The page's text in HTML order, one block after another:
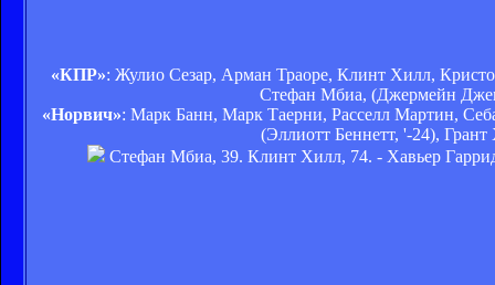
«КПР»: Жулио Сезар, Арман Траоре, Клинт Хилл,
Стефан Мбиа, (Джермейн
«Норвич»: Марк Банн, Марк Таерни, Расселл Мартин,
(Эллиотт Беннетт, '-24),
Стефан Мбиа, 39. Клинт Хилл, 74. - Хавьер